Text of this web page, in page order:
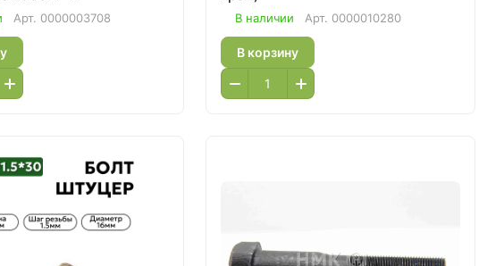
Арт. 0000003708 В наличии Арт. 0000010280
В корзину